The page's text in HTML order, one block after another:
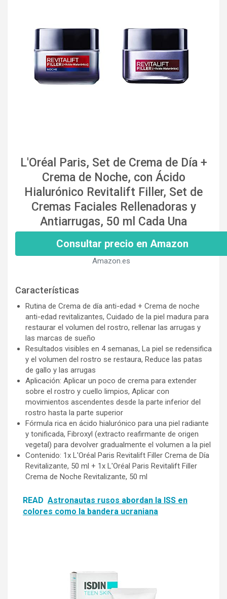
L'Oréal Paris, Set de Crema de Día +
Crema de Noche, con Ácido
Hialurónico Revitalift Filler, Set de
Cremas Faciales Rellenadoras y
Antiarrugas, 50 ml Cada Una
Consultar precio en Amazon
Amazon.es
Características
Rutina de Crema de día anti-edad + Crema de noche
anti-edad revitalizantes, Cuidado de la piel madura para
restaurar el volumen del rostro, rellenar las arrugas y
las marcas de sueño
Resultados visibles en 4 semanas, La piel se redensifica
y el volumen del rostro se restaura, Reduce las patas
de gallo y las arrugas
Aplicación: Aplicar un poco de crema para extender
sobre el rostro y cuello limpios, Aplicar con
movimientos ascendentes desde la parte inferior del
rostro hasta la parte superior
Fórmula rica en ácido hialurónico para una piel radiante
y tonificada, Fibroxyl (extracto reafirmante de origen
vegetal) para devolver gradualmente el volumen a la piel
Contenido: 1x L'Oréal Paris Revitalift Filler Crema de Día
Revitalizante, 50 ml + 1x L'Oréal Paris Revitalift Filler
Crema de Noche Revitalizante, 50 ml
READ Astronautas rusos abordan la ISS en
colores como la bandera ucraniana